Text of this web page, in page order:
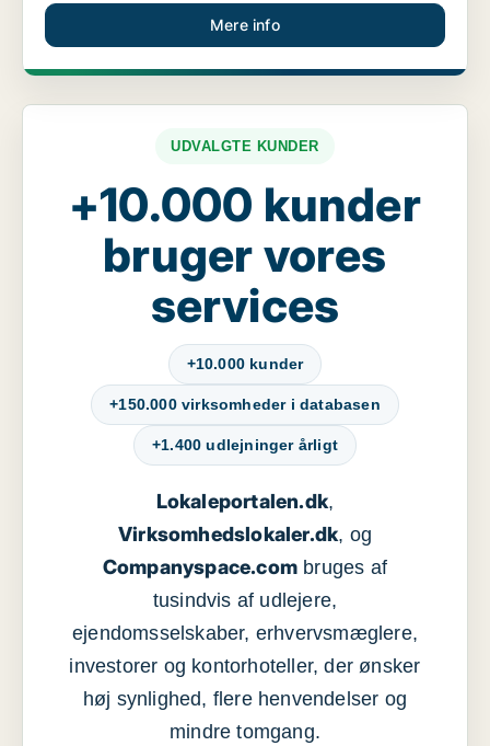
Mere info
UDVALGTE KUNDER
+10.000 kunder
bruger vores
services
+10.000 kunder
+150.000 virksomheder i databasen
+1.400 udlejninger årligt
Lokaleportalen.dk,
Virksomhedslokaler.dk, og
Companyspace.com bruges af
tusindvis af udlejere,
ejendomsselskaber, erhvervsmæglere,
investorer og kontorhoteller, der ønsker
høj synlighed, flere henvendelser og
mindre tomgang.